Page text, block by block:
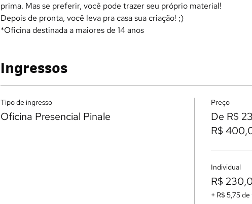
prima. Mas se preferir, você pode trazer seu próprio material!
Depois de pronta, você leva pra casa sua criação! ;)
*Oficina destinada a maiores de 14 anos
Ingressos
Tipo de ingresso
Oficina Presencial Pinale
Preço
De R$
R$
Individual
R$
+ R$ 5,75